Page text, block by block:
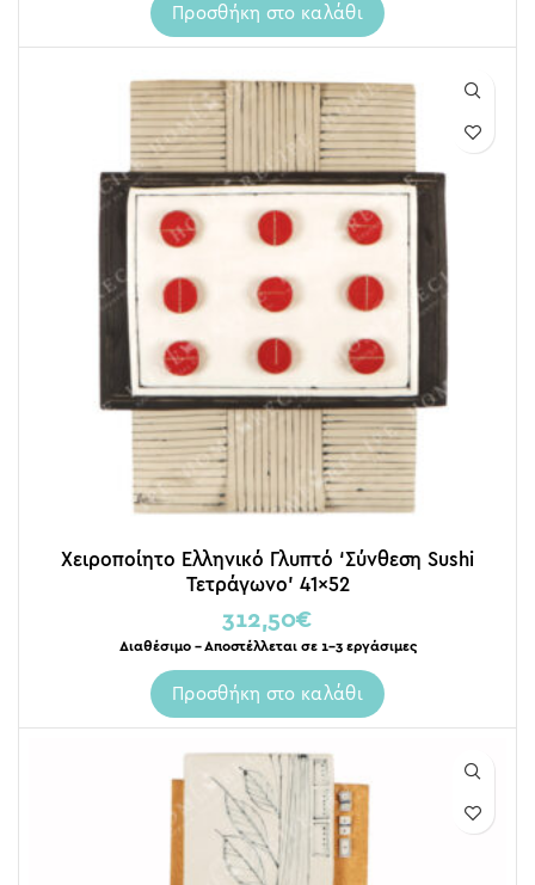
Προσθήκη στο καλάθι
Χειροποίητο Ελληνικό Γλυπτό ‘Σύνθεση Sushi
Τετράγωνο’ 41×52
312,50€
Διαθέσιμο – Αποστέλλεται σε 1-3 εργάσιμες
Προσθήκη στο καλάθι